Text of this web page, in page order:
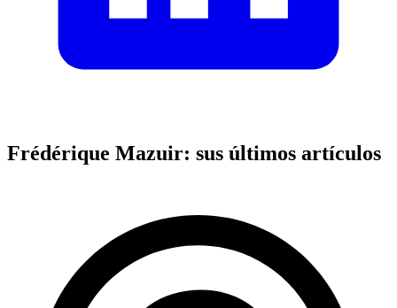
Frédérique Mazuir: sus últimos artículos